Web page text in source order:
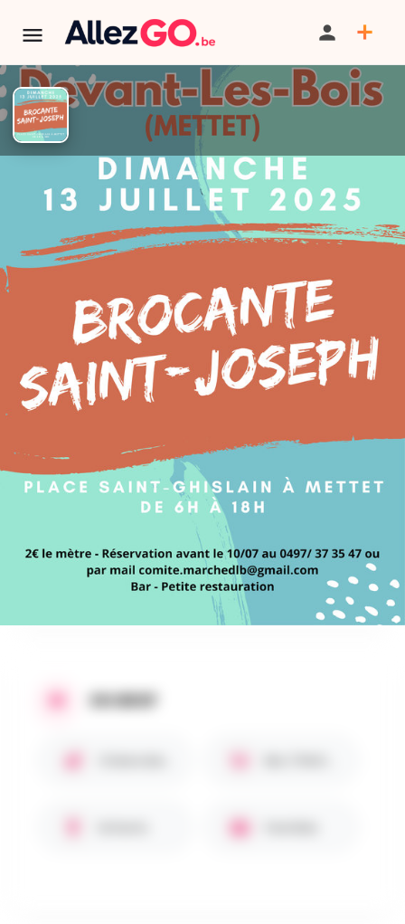
Cet événement est terminé. Retrouver d'autres
événements similaires ci-dessous ou dans notre annuaire.
Jacqmain Rudy à Mettet
PARTAGER ITINÉRAIRE SAUVEGARDER
brocante Saint Joseph le dimanche 13 juillet 2025
de 6H à 19H
2€ le mètre réservation au 0497/37.35.47 (Rudy
comite.marchedlb@gmail.com.
Petite restauration - Bar
EN BREF